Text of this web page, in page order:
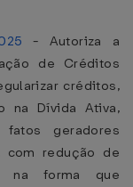
- Autoriza a
de Créditos
créditos,
na Dívida Ativa,
geradores
redução de
na forma que